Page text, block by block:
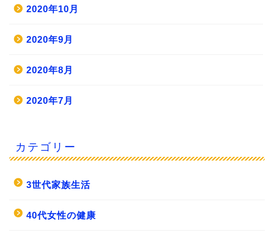
2020年10月
2020年9月
2020年8月
2020年7月
カテゴリー
3世代家族生活
40代女性の健康